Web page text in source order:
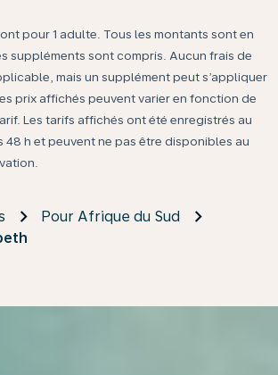
pour 1 adulte. Tous les montants sont en
suppléments sont compris. Aucun frais de
mais un supplément peut s’appliquer
prix affichés peuvent varier en fonction de
Les tarifs affichés ont été enregistrés au
48 h et peuvent ne pas être disponibles au
Pour Afrique du Sud